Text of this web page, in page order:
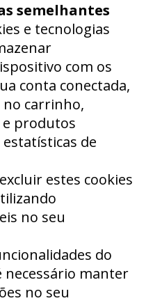
semelhantes
e tecnologias
com os
conta conectada,
carrinho,
produtos
de
estes cookies
no seu
do
necessário manter
no seu